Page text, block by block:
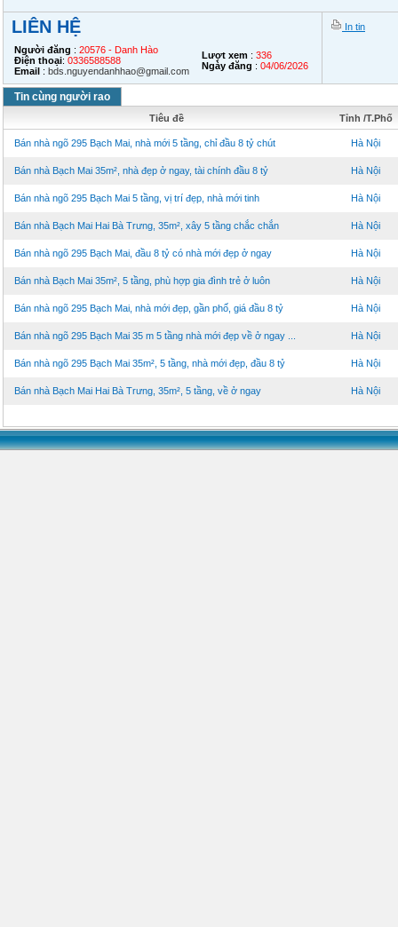
LIÊN HỆ
Người đăng : 20576 - Danh Hào
Điện thoại: 0336588588
Email : bds.nguyendanhhao@gmail.com
Lượt xem : 336
Ngày đăng : 04/06/2026
In tin
Tin cùng người rao
Tiêu đề Tỉnh /T.Phố
Bán nhà ngõ 295 Bạch Mai, nhà mới 5 tầng, chỉ đầu 8 tỷ chút Hà Nội
Bán nhà Bạch Mai 35m², nhà đẹp ở ngay, tài chính đầu 8 tỷ Hà Nội
Bán nhà ngõ 295 Bạch Mai 5 tầng, vị trí đẹp, nhà mới tinh Hà Nội
Bán nhà Bạch Mai Hai Bà Trưng, 35m², xây 5 tầng chắc chắn Hà Nội
Bán nhà ngõ 295 Bạch Mai, đầu 8 tỷ có nhà mới đẹp ở ngay Hà Nội
Bán nhà Bạch Mai 35m², 5 tầng, phù hợp gia đình trẻ ở luôn Hà Nội
Bán nhà ngõ 295 Bạch Mai, nhà mới đẹp, gần phố, giá đầu 8 tỷ Hà Nội
Bán nhà ngõ 295 Bạch Mai 35 m 5 tầng nhà mới đẹp về ở ngay ... Hà Nội
Bán nhà ngõ 295 Bạch Mai 35m², 5 tầng, nhà mới đẹp, đầu 8 tỷ Hà Nội
Bán nhà Bạch Mai Hai Bà Trưng, 35m², 5 tầng, về ở ngay Hà Nội